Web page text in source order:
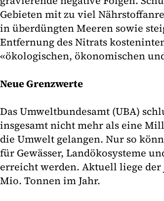
Gebieten mit zu viel
in überdüngten Meeren sowie
Entfernung des Nitrats
«ökologischen, ökonomischen
Neue Grenzwerte
Das Umweltbundesamt (UBA)
insgesamt nicht mehr als eine
die Umwelt gelangen. Nur so
für Gewässer, Landökosysteme
erreicht werden. Aktuell liege
Mio. Tonnen im Jahr.